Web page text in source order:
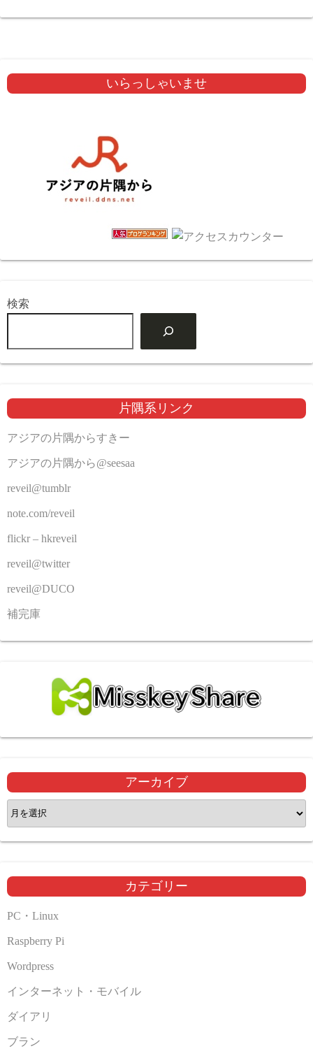
いらっしゃいませ
検索
片隅系リンク
アジアの片隅からすきー
アジアの片隅から@seesaa
reveil@tumblr
note.com/reveil
flickr – hkreveil
reveil@twitter
reveil@DUCO
補完庫
アーカイブ
ア
ー
カ
ブ
カテゴリー
PC・Linux
Raspberry Pi
Wordpress
インターネット・モバイル
ダイアリ
ブラン